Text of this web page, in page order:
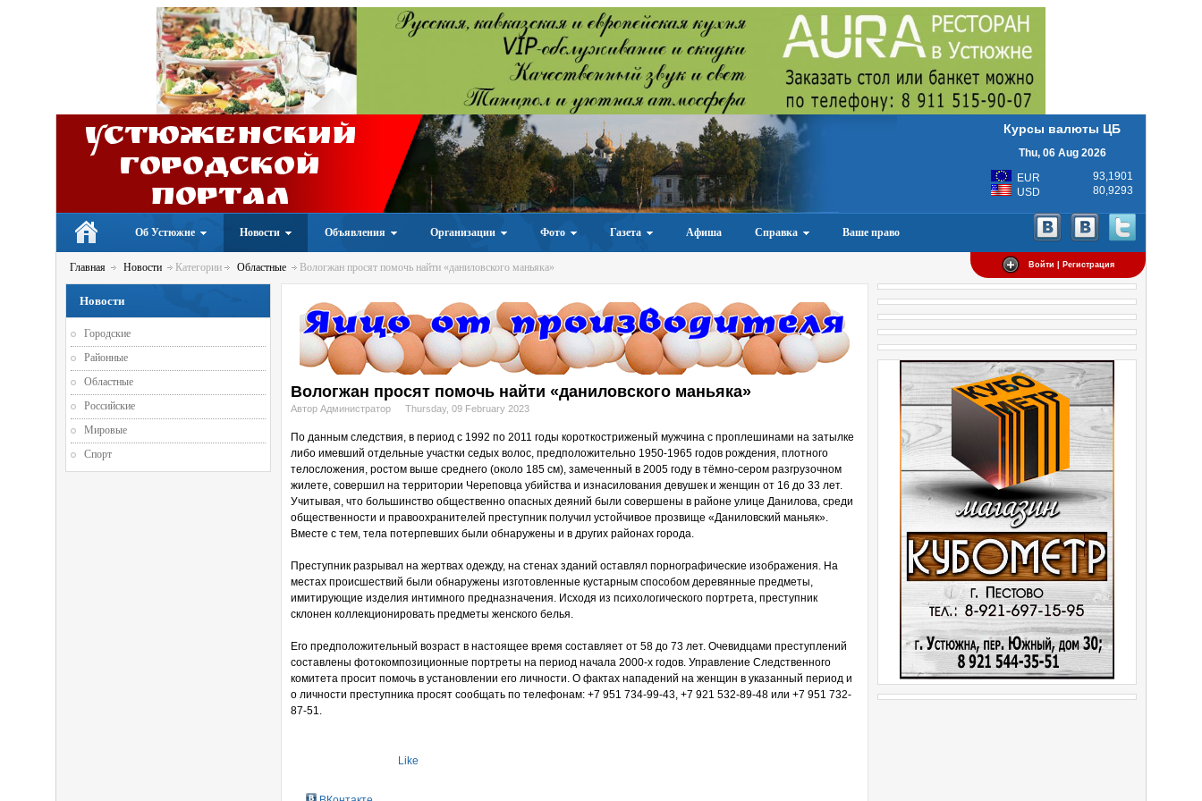
Устюженский
Городской
портал
Курсы валюты ЦБ
Thu, 06 Aug 2026
EUR
93,1901
USD
80,9293
Об Устюжне Новости Объявления Организации Фото Газета Афиша Справка Ваше право
Войти | Регистрация
Главная Новости Категории Областные Вологжан просят помочь найти «даниловского маньяка»
Вологжан просят помочь найти «даниловского маньяка»
Автор Администратор Thursday, 09 February 2023
По данным следствия, в период с 1992 по 2011 годы короткостриженый мужчина с проплешинами на затылке
либо имевший отдельные участки седых волос, предположительно 1950-1965 годов рождения, плотного
телосложения, ростом выше среднего (около 185 см), замеченный в 2005 году в тёмно-сером разгрузочном
жилете, совершил на территории Череповца убийства и изнасилования девушек и женщин от 16 до 33 лет.
Учитывая, что большинство общественно опасных деяний были совершены в районе улице Данилова, среди
общественности и правоохранителей преступник получил устойчивое прозвище «Даниловский маньяк».
Вместе с тем, тела потерпевших были обнаружены и в других районах города.
Преступник разрывал на жертвах одежду, на стенах зданий оставлял порнографические изображения. На
местах происшествий были обнаружены изготовленные кустарным способом деревянные предметы,
имитирующие изделия интимного предназначения. Исходя из психологического портрета, преступник
склонен коллекционировать предметы женского белья.
Его предположительный возраст в настоящее время составляет от 58 до 73 лет. Очевидцами преступлений
составлены фотокомпозиционные портреты на период начала 2000-х годов. Управление Следственного
комитета просит помочь в установлении его личности. О фактах нападений на женщин в указанный период и
о личности преступника просят сообщать по телефонам: +7 951 734-99-43, +7 921 532-89-48 или +7 951 732-
87-51.
Like
Новости
Городские
Районные
Областные
Российские
Мировые
Спорт